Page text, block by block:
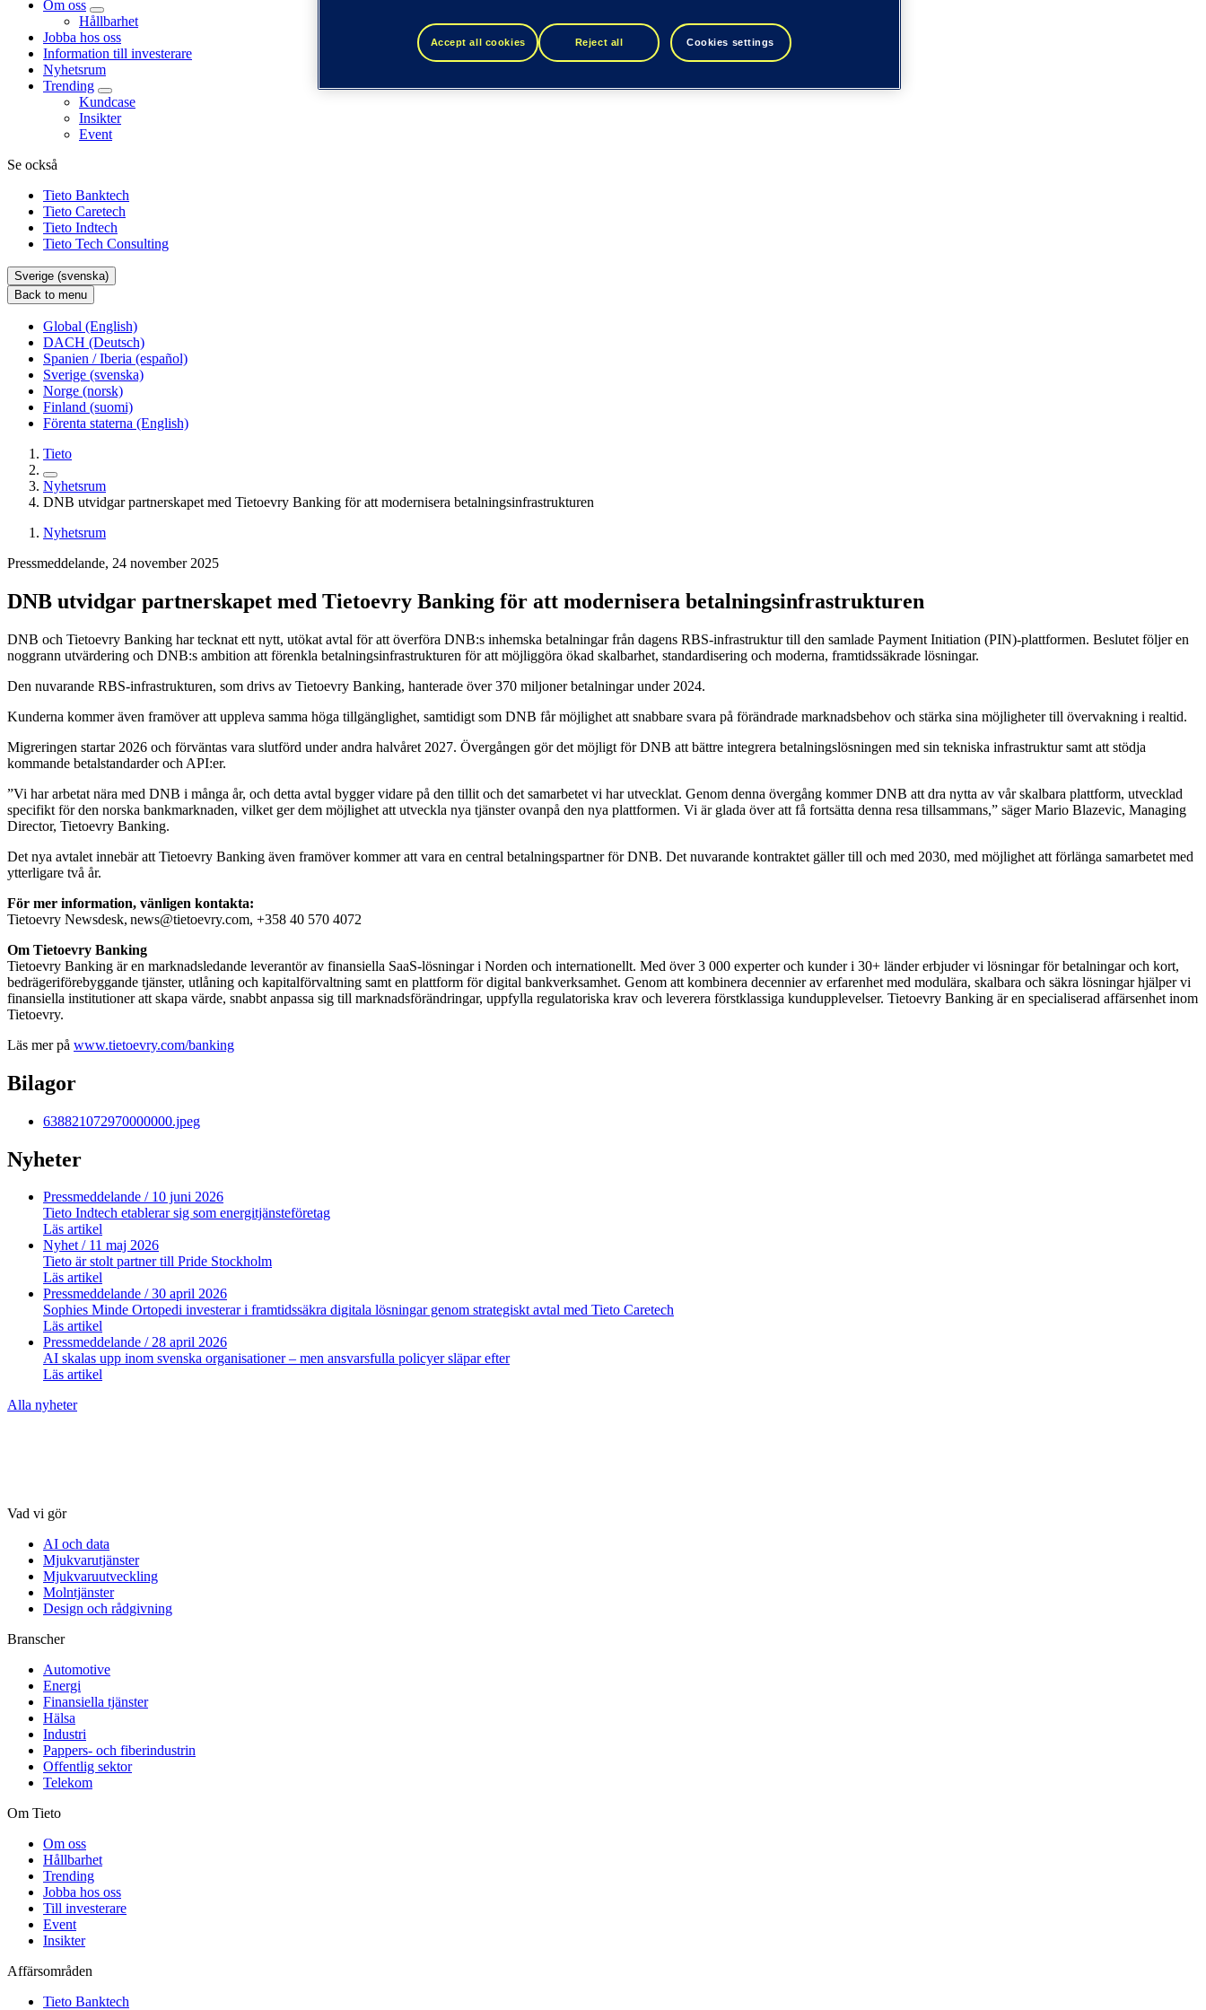
Om oss
Hållbarhet
Jobba hos oss
Information till investerare
Nyhetsrum
Trending
Kundcase
Insikter
Event
Se också
Tieto Banktech
Tieto Caretech
Tieto Indtech
Tieto Tech Consulting
Sverige (svenska)
Back to menu
Global (English)
DACH (Deutsch)
Spanien / Iberia (español)
Sverige (svenska)
Norge (norsk)
Finland (suomi)
Förenta staterna (English)
Tieto
Nyhetsrum
DNB utvidgar partnerskapet med Tietoevry Banking för att modernisera betalningsinfrastrukturen
Nyhetsrum
Pressmeddelande, 24 november 2025
DNB utvidgar partnerskapet med Tietoevry Banking för att modernisera betalningsinfrastrukturen
DNB och Tietoevry Banking har tecknat ett nytt, utökat avtal för att överföra DNB:s inhemska betalningar från dagens RBS-infrastruktur till den samlade Payment Initiation (PIN)-plattformen. Beslutet följer en
noggrann utvärdering och DNB:s ambition att förenkla betalningsinfrastrukturen för att möjliggöra ökad skalbarhet, standardisering och moderna, framtidssäkrade lösningar.
Den nuvarande RBS-infrastrukturen, som drivs av Tietoevry Banking, hanterade över 370 miljoner betalningar under 2024.
Kunderna kommer även framöver att uppleva samma höga tillgänglighet, samtidigt som DNB får möjlighet att snabbare svara på förändrade marknadsbehov och stärka sina möjligheter till övervakning i realtid.
Migreringen startar 2026 och förväntas vara slutförd under andra halvåret 2027. Övergången gör det möjligt för DNB att bättre integrera betalningslösningen med sin tekniska infrastruktur samt att stödja
kommande betalstandarder och API:er.
”Vi har arbetat nära med DNB i många år, och detta avtal bygger vidare på den tillit och det samarbetet vi har utvecklat. Genom denna övergång kommer DNB att dra nytta av vår skalbara plattform, utvecklad
specifikt för den norska bankmarknaden, vilket ger dem möjlighet att utveckla nya tjänster ovanpå den nya plattformen. Vi är glada över att få fortsätta denna resa tillsammans,” säger Mario Blazevic, Managing
Director, Tietoevry Banking.
Det nya avtalet innebär att Tietoevry Banking även framöver kommer att vara en central betalningspartner för DNB. Det nuvarande kontraktet gäller till och med 2030, med möjlighet att förlänga samarbetet med
ytterligare två år.
För mer information, vänligen kontakta:
Tietoevry Newsdesk, news@tietoevry.com, +358 40 570 4072
Om Tietoevry Banking
Tietoevry Banking är en marknadsledande leverantör av finansiella SaaS-lösningar i Norden och internationellt. Med över 3 000 experter och kunder i 30+ länder erbjuder vi lösningar för betalningar och kort,
bedrägeriförebyggande tjänster, utlåning och kapitalförvaltning samt en plattform för digital bankverksamhet. Genom att kombinera decennier av erfarenhet med modulära, skalbara och säkra lösningar hjälper vi
finansiella institutioner att skapa värde, snabbt anpassa sig till marknadsförändringar, uppfylla regulatoriska krav och leverera förstklassiga kundupplevelser. Tietoevry Banking är en specialiserad affärsenhet inom
Tietoevry.
Läs mer på www.tietoevry.com/banking
Bilagor
638821072970000000.jpeg
Nyheter
Pressmeddelande / 10 juni 2026
Tieto Indtech etablerar sig som energitjänsteföretag
Läs artikel
Nyhet/ 11 maj 2026
Tieto är stolt partner till Pride Stockholm
Läs artikel
Pressmeddelande / 30 april 2026
Sophies Minde Ortopedi investerar i framtidssäkra digitala lösningar genom strategiskt avtal med Tieto Caretech
Läs artikel
Pressmeddelande / 28 april 2026
AI skalas upp inom svenska organisationer – men ansvarsfulla policyer släpar efter
Läs artikel
Alla nyheter
Vad vi gör
AI och data
Mjukvarutjänster
Mjukvaruutveckling
Molntjänster
Design och rådgivning
Branscher
Automotive
Energi
Finansiella tjänster
Hälsa
Industri
Pappers- och fiberindustrin
Offentlig sektor
Telekom
Om Tieto
Om oss
Hållbarhet
Trending
Jobba hos oss
Till investerare
Event
Insikter
Affärsområden
Tieto Banktech
Accept all cookies Reject all Cookies settings